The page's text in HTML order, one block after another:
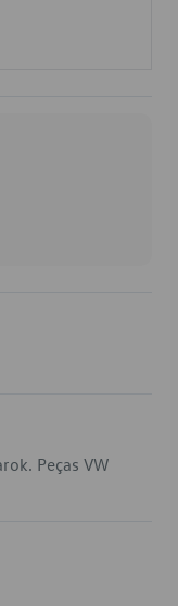
Peças VW